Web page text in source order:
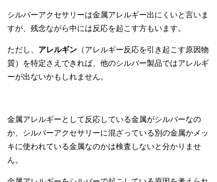
シルバーアクセサリーは金属アレルギー出にくいと言いま
すが、残念ながら中には反応を起こす方もいます。
ただし、 アレルギン （アレルギー反応を引き起こす原因物
質）を特定さえできれば、他のシルバー製品ではアレルギ
ーが出ないかもしれません。
金属アレルギーとして反応している金属がシルバーなの
か、シルバーアクセサリーに混ざっている別の金属かメッ
キに使われている金属なのかは検査しないと分かりませ
ん。